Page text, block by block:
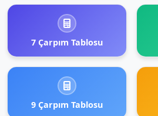
7 Çarpım Tablosu
9 Çarpım Tablosu